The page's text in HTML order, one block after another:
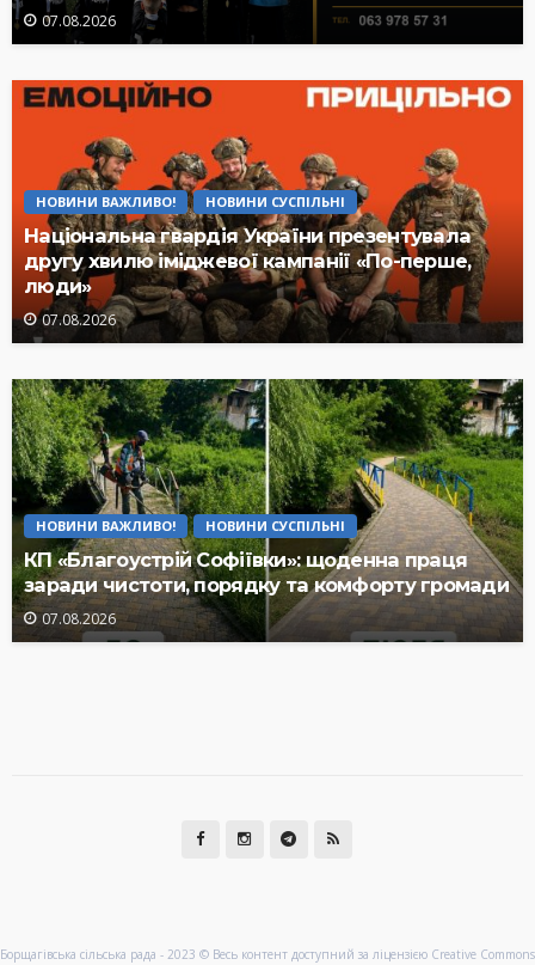
07.08.2026
НОВИНИ ВАЖЛИВО! НОВИНИ СУСПІЛЬНІ
Національна гвардія України презентувала
другу хвилю іміджевої кампанії «По-перше,
люди»
07.08.2026
НОВИНИ ВАЖЛИВО! НОВИНИ СУСПІЛЬНІ
КП «Благоустрій Софіївки»: щоденна праця
заради чистоти, порядку та комфорту громади
07.08.2026
Борщагівська сільська рада - 2023 © Весь контент доступний за ліцензією Creative Commons